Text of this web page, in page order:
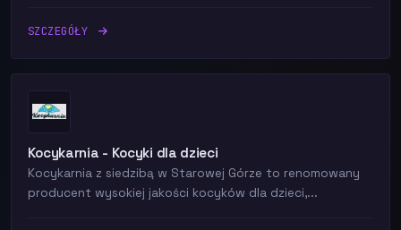
SZCZEGÓŁY
Kocykarnia - Kocyki dla dzieci
Kocykarnia z siedzibą w Starowej Górze to renomowany
producent wysokiej jakości kocyków dla dzieci,...